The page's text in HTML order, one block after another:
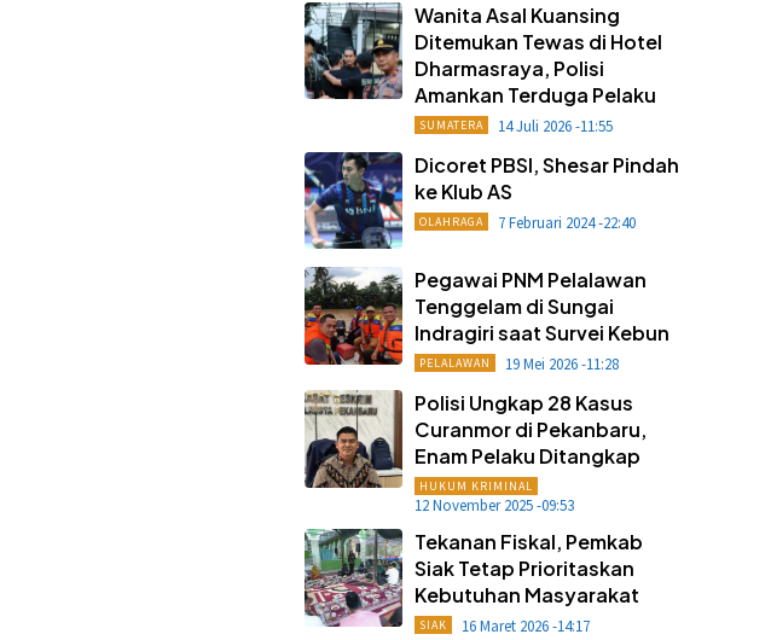
Wanita Asal Kuansing
Ditemukan Tewas di Hotel
Dharmasraya, Polisi
Amankan Terduga Pelaku
SUMATERA 14 Juli 2026 -11:55
Dicoret PBSI, Shesar Pindah
ke Klub AS
OLAHRAGA 7 Februari 2024 -22:40
Pegawai PNM Pelalawan
Tenggelam di Sungai
Indragiri saat Survei Kebun
PELALAWAN 19 Mei 2026 -11:28
Polisi Ungkap 28 Kasus
Curanmor di Pekanbaru,
Enam Pelaku Ditangkap
HUKUM KRIMINAL
12 November 2025 -09:53
Tekanan Fiskal, Pemkab
Siak Tetap Prioritaskan
Kebutuhan Masyarakat
SIAK 16 Maret 2026 -14:17